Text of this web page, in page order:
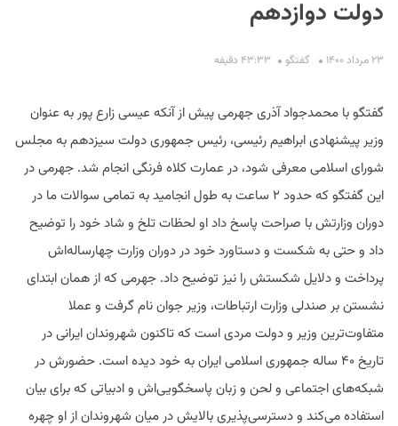
دولت دوازدهم
۲۳ مرداد ۱۴۰۰ گفتگو ۴۳:۳۳ دقیفه
گفتگو با محمدجواد آذری جهرمی پیش از آنکه عیسی زارع پور به عنوان
وزیر پیشنهادی ابراهیم رئیسی، رئیس جمهوری دولت سیزدهم به مجلس
شورای اسلامی معرفی شود، در عمارت کلاه فرنگی انجام شد. جهرمی در
این گفتگو که حدود ۲ ساعت به طول انجامید به تمامی سوالات ما در
دوران وزارتش با صراحت پاسخ داد او لحظات تلخ و شاد خود را توضیح
داد و حتی به شکست‌ و دستاورد خود در دوران وزارت چهارساله‌اش
پرداخت و دلایل شکستش را نیز توضیح داد. جهرمی که از همان ابتدای
نشستن بر صندلی وزارت ارتباطات، وزیر جوان نام گرفت و عملا
متفاوت‌ترین وزیر و دولت مردی است که تاکنون شهروندان ایرانی در
تاریخ ۴۰ ساله جمهوری اسلامی ایران به خود دیده است. حضورش در
شبکه‌های اجتماعی و لحن و زبان پاسخگویی‌اش و ادبیاتی که برای بیان
استفاده می‌کند و دسترسی‌پذیری بالایش در میان شهروندان از او چهره